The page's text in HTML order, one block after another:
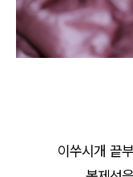
이쑤시개 끝